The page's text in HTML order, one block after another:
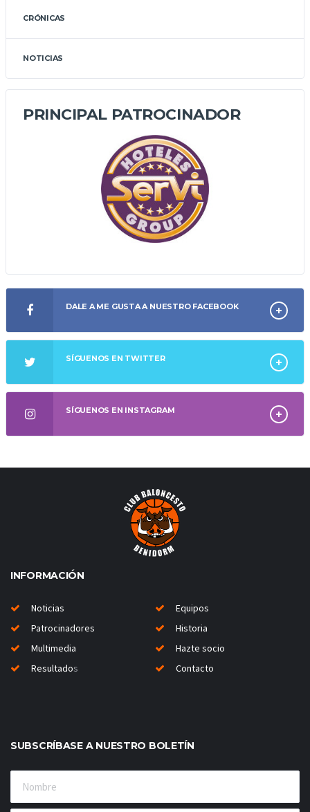
CRÓNICAS
NOTICIAS
PRINCIPAL PATROCINADOR
DALE A ME GUSTA A NUESTRO FACEBOOK
SÍGUENOS EN TWITTER
SÍGUENOS EN INSTAGRAM
INFORMACIÓN
Noticias
Equipos
Patrocinadores
Historia
Multimedia
Hazte socio
Resultados Contacto
SUBSCRÍBASE A NUESTRO BOLETÍN